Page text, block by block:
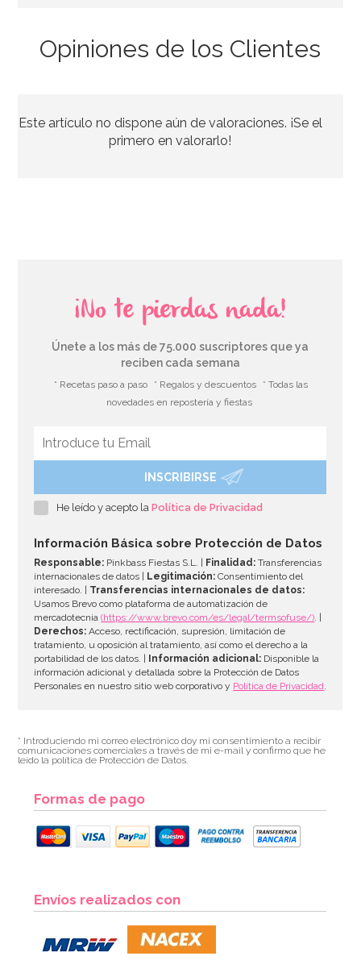
9,95€
Alcohol Rejuvenecedor Sugarflair
AÑADIR
7,99€
Opiniones de los Clientes
Este artículo no dispone aún de valoraciones. ¡Se el
primero en valorarlo!
¡No te pierdas nada!
Únete a los más de 75.000 suscriptores que ya
reciben cada semana
* Recetas paso a paso * Regalos y descuentos
* Todas las
novedades en repostería y fiestas
INSCRIBIRSE
He leído y acepto laPolítica de Privacidad
Información Básica sobre Protección de Datos
Responsable: Pinkbass Fiestas S.L. | Finalidad: Transferencias
internacionales de datos |
Legitimación: Consentimiento del
interesado. | Transferencias internacionales de datos:
Usamos Brevo como plataforma de automatización de
mercadotecnia(https://www.brevo.com/es/legal/termsofuse/). |
Derechos: Acceso, rectificación, supresión, limitación de
tratamiento, u oposición al tratamiento, así como el derecho a la
portabilidad de los datos. |
Información adicional: Disponible la
información adicional y detallada sobre la Protección de Datos
Personales en nuestro sitio web corporativo y Política de Privacidad.
* Introduciendo mi correo electrónico doy mi consentimiento a recibir
comunicaciones comerciales a través de mi e-mail y confirmo que he
leído la política de Protección de Datos.
Formas de pago
Envíos realizados con